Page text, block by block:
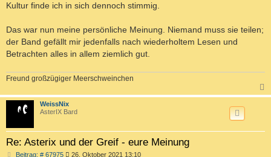
Kultur finde ich in sich dennoch stimmig.
Das war nun meine persönliche Meinung. Niemand muss sie teilen;
der Band gefällt mir jedenfalls nach wiederholtem Lesen und
Betrachten alles in allem ziemlich gut.
Freund großzügiger Meerschweinchen
a
WeissNix
AsterIX Bard
Re: Asterix und der Greif - eure Meinung
Beitrag: # 67975B 26. Oktober 2021 13:10